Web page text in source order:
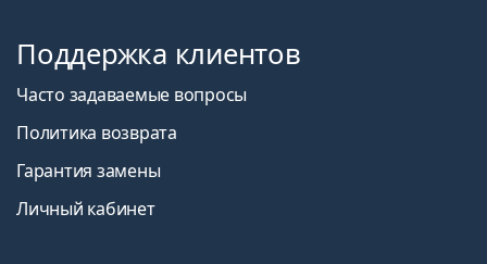
Поддержка клиентов
Часто задаваемые вопросы
Политика возврата
Гарантия замены
Личный кабинет